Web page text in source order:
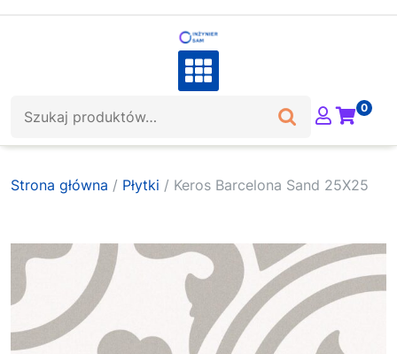
0
Strona główna / Płytki / Keros Barcelona Sand 25X25